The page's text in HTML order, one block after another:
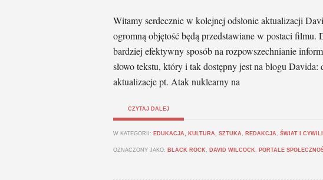
Witamy serdecznie w kolejnej odsłonie aktualizacji
ogromną objętość będą przedstawiane w postaci
bardziej efektywny sposób na rozpowszechnianie
słowo tekstu, który i tak dostępny jest na blogu Davida:
aktualizacje pt. Atak nuklearny na
CZYTAJ DALEJ
W KATEGORII: EDUKACJA, KULTURA, SZTUKA , REDAKCJA , ŚWIAT I
OZNACZONY JAKO: BLACK ROCK , DAVID WILCOCK , PORTALE